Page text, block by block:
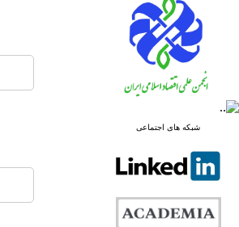
شبکه های اجتماعی